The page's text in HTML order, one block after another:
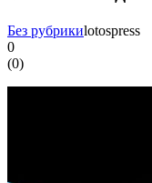
Без рубрикиlotospress
0
(0)